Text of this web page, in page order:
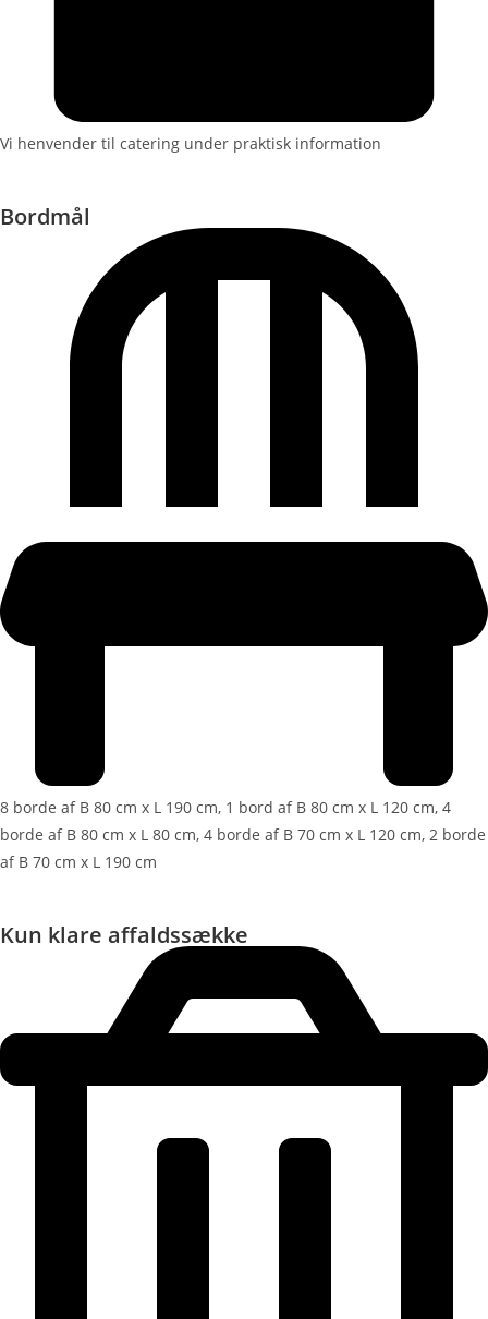
Vi henvender til catering under praktisk information
Bordmål
8 borde af B 80 cm x L 190 cm, 1 bord af B 80 cm x L 120 cm, 4
borde af B 80 cm x L 80 cm, 4 borde af B 70 cm x L 120 cm, 2 borde
af B 70 cm x L 190 cm
Kun klare affaldssække